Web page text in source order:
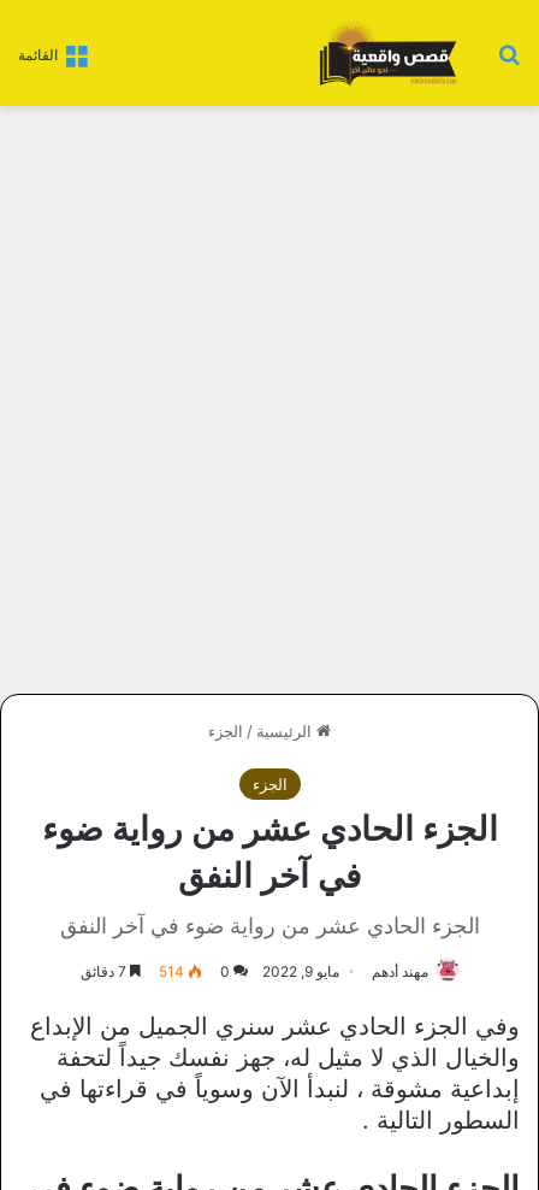
القائمة بحث عن
الرئيسية / الجزء
الجزء
الجزء الحادي عشر من رواية ضوء
في آخر النفق
الجزء الحادي عشر من رواية ضوء في آخر النفق
مهند أدهم مايو 9, 2022 0
514
وفي الجزء الحادي عشر سنري الجميل من الإبداع
والخيال الذي لا مثيل له، جهز نفسك جيداً لتحفة
إبداعية مشوقة ، لنبدأ الآن وسوياً في قراءتها في
السطور التالية .